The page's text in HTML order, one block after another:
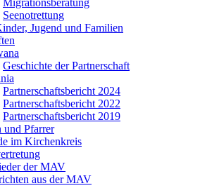
Migrationsberatung
Seenotrettung
Jugend und Familien
Geschichte der Partnerschaft
Partnerschaftsbericht 2024
Partnerschaftsbericht 2022
Partnerschaftsbericht 2019
und Pfarrer
im Kirchenkreis
der MAV
aus der MAV